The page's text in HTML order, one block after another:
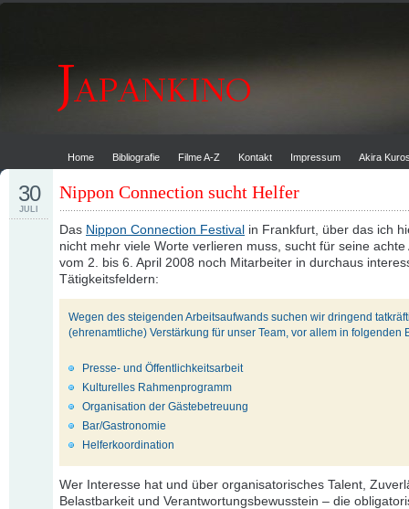
Home Bibliografie Filme A-Z Kontakt Impressum Akira
Nippon Connection sucht Helfer
30
JULI
Das Nippon Connection Festival in Frankfurt, über das ich
nicht mehr viele Worte verlieren muss, sucht für seine achte
vom 2. bis 6. April 2008 noch Mitarbeiter in durchaus
Tätigkeitsfeldern:
Wegen des steigenden Arbeitsaufwands suchen wir dringend
(ehrenamtliche) Verstärkung für unser Team, vor allem in folgenden
Presse- und Öffentlichkeitsarbeit
Kulturelles Rahmenprogramm
Organisation der Gästebetreuung
Bar/Gastronomie
Helferkoordination
Wer Interesse hat und über organisatorisches Talent,
Belastbarkeit und Verantwortungsbewusstein – die